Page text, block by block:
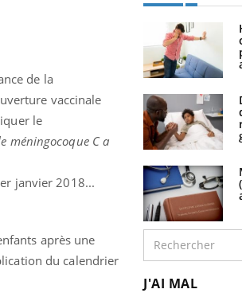
de la
vaccinale
le
méningocoque C a
janvier 2018...
après une
du calendrier
J'AI MAL